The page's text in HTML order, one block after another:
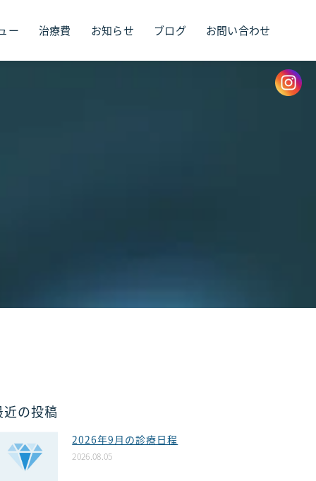
ー 治療費 お知らせ ブログ お問い合わせ
近の投稿
2026年9月の診療日程
2026.08.05